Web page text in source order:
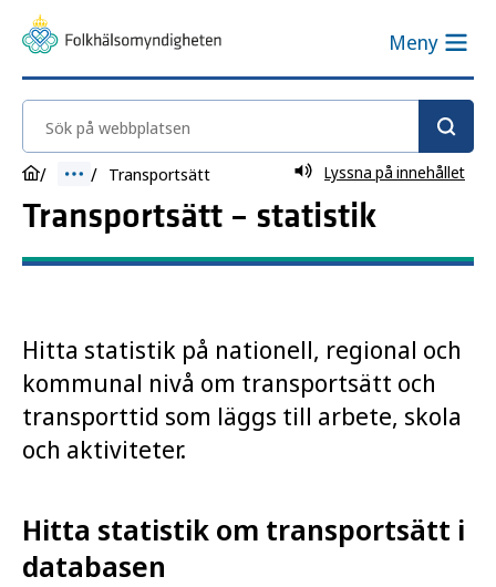
Meny
Sök på webbplatsen
Transportsätt Lyssna på innehållet
Transportsätt – statistik
Hitta statistik på nationell, regional och
kommunal nivå om transportsätt och
transporttid som läggs till arbete, skola
och aktiviteter.
Hitta statistik om transportsätt i
databasen